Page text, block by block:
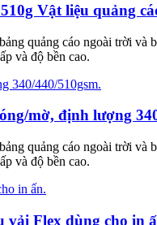
Vật liệu quảng
quảng cáo ngoài trời
và độ bền cao.
mờ, định lượng
quảng cáo ngoài trời
và độ bền cao.
vải Flex dùng cho in